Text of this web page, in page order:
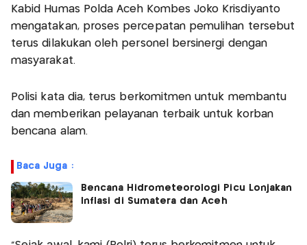
Kabid Humas Polda Aceh Kombes Joko Krisdiyanto
mengatakan, proses percepatan pemulihan tersebut
terus dilakukan oleh personel bersinergi dengan
masyarakat.
Polisi kata dia, terus berkomitmen untuk membantu
dan memberikan pelayanan terbaik untuk korban
bencana alam.
Baca Juga :
Bencana Hidrometeorologi Picu Lonjakan
Inflasi di Sumatera dan Aceh